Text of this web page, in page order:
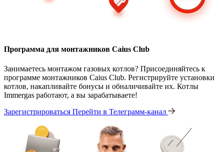
Программа для монтажников Caius Club
Занимаетесь монтажом газовых котлов? Присоединяйтесь к
программе монтажников Caius Club. Регистрируйте установки
котлов, накапливайте бонусы и обналичивайте их. Котлы
Immergas работают, а вы зарабатываете!
Зарегистрироваться Перейти в Телеграмм-канал